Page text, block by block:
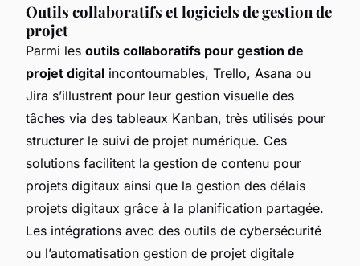
Outils collaboratifs et logiciels de gestion de
projet
Parmi les outils collaboratifs pour gestion de
projet digital incontournables, Trello, Asana ou
Jira s’illustrent pour leur gestion visuelle des
tâches via des tableaux Kanban, très utilisés pour
structurer le suivi de projet numérique. Ces
solutions facilitent la gestion de contenu pour
projets digitaux ainsi que la gestion des délais
projets digitaux grâce à la planification partagée.
Les intégrations avec des outils de cybersécurité
ou l’automatisation gestion de projet digitale